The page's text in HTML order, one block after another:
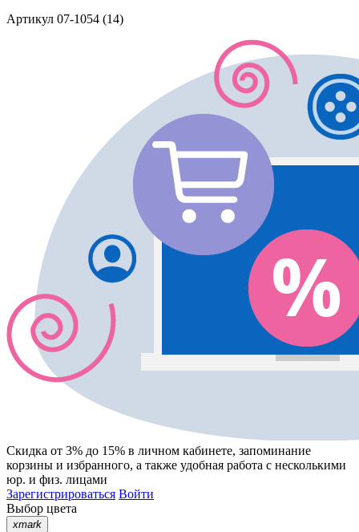
Артикул 07-1054 (14)
Скидка от 3% до 15% в личном кабинете, запоминание
корзины и избранного, а также удобная работа с несколькими
юр. и физ. лицами
Зарегистрироваться Войти
Выбор цвета
xmark